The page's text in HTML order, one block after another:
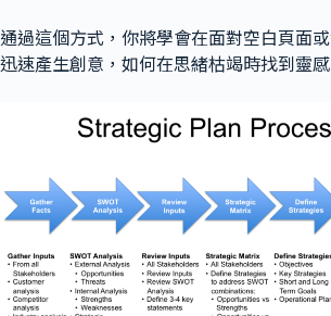
通過這個方式，你將學會在面對空白頁面
迅速產生創意，如何在思緒枯竭時找到靈感